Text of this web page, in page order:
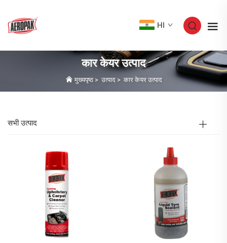
HI
कार केयर उत्पाद
मुख्यपृष्ठ> उत्पाद> कार केयर उत्पाद
सभी उत्पाद